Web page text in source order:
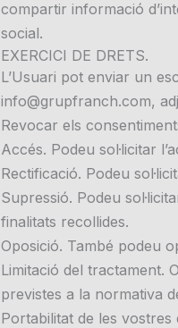
compartir informació
social.
EXERCICI DE DRETS.
L’Usuari pot enviar un
info@grupfranch.com,
Revocar els
Accés. Podeu sol·licitar
Rectificació. Podeu
Supressió. Podeu
finalitats recollides.
Oposició. També podeu
Limitació del tractament.
previstes a la normativa
Portabilitat de les